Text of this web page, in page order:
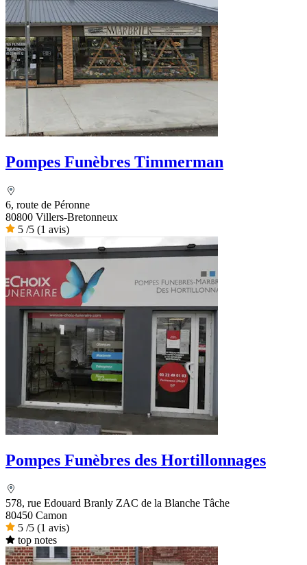
Pompes Funèbres Timmerman
6, route de Péronne
80800 Villers-Bretonneux
5 /5 (1 avis)
Pompes Funèbres des Hortillonnages
578, rue Edouard Branly ZAC de la Blanche Tâche
80450 Camon
5 /5 (1 avis)
top notes